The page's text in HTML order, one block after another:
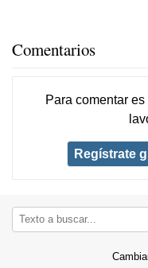
Comentarios
Para comentar
Regístrate